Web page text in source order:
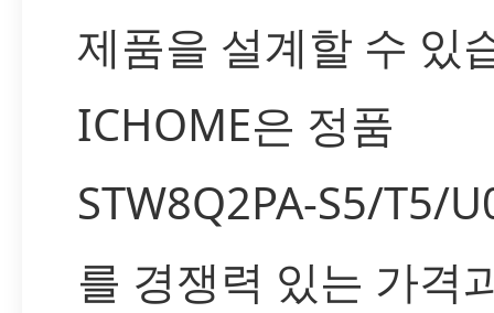
제품을 설계할 수 있
ICHOME은 정품
STW8Q2PA-S5/T5/
를 경쟁력 있는 가격